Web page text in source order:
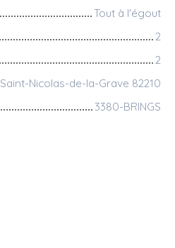
Tout à l'égout
2
2
Saint-Nicolas-de-la-Grave 82210
3380-BRINGS